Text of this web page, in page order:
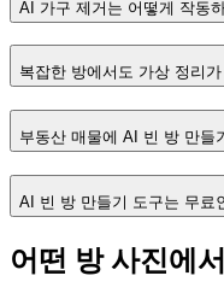
AI 가구 제거는 어떻게 작동
복잡한 방에서도 가상 정리
부동산 매물에 AI 빈 방 만들
AI 빈 방 만들기 도구는 무료
어떤 방 사진에